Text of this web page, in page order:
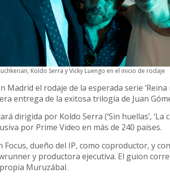
Koldo Serra y Vicky Luengo en el inicio de rodaje
Madrid el rodaje de la esperada serie ‘Reina
entrega de la exitosa trilogía de Juan
dirigida por Koldo Serra (‘Sin huellas’, ‘La
por Prime Video en más de 240 países.
Focus, dueño del IP, como coproductor, y
y productora ejecutiva. El guion
Muruzábal.